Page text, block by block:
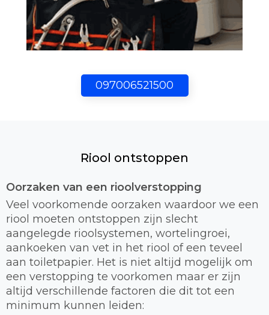
097006521500
Riool ontstoppen
Oorzaken van een rioolverstopping
Veel voorkomende oorzaken waardoor we een
riool moeten ontstoppen zijn slecht
aangelegde rioolsystemen, wortelingroei,
aankoeken van vet in het riool of een teveel
aan toiletpapier. Het is niet altijd mogelijk om
een verstopping te voorkomen maar er zijn
altijd verschillende factoren die dit tot een
minimum kunnen leiden: